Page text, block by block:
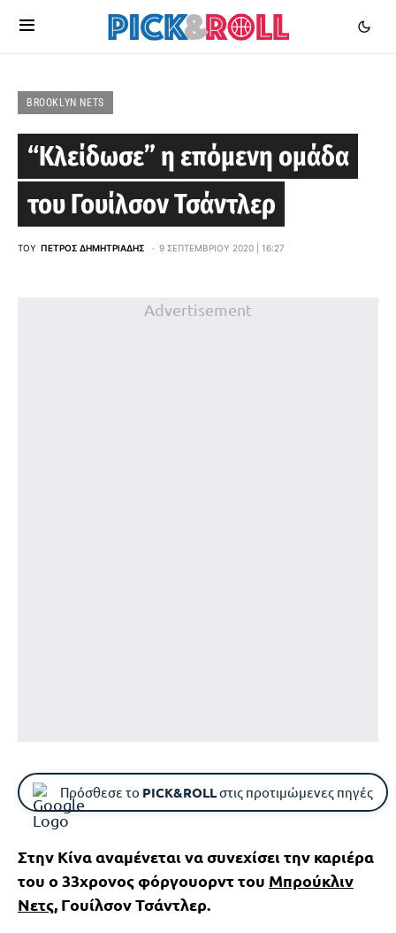
BROOKLYN NETS
“Κλείδωσε” η επόμενη ομάδα
του Γουίλσον Τσάντλερ
ΤΟΥ ΠΈΤΡΟΣ ΔΗΜΗΤΡΙΆΔΗΣ 9 ΣΕΠΤΕΜΒΡΊΟΥ 2020 | 16:27
Advertisement
Πρόσθεσε το PICK&ROLLστις προτιμώμενες πηγές
Στην Κίνα αναμένεται να συνεχίσει την καριέρα
του ο 33χρονος φόργουορντ του Μπρούκλιν
Νετς, Γουίλσον Τσάντλερ.